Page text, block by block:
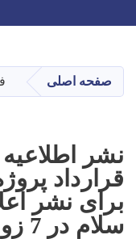
صفحه اصلی
نشر
قرارداد
برای نشر
سلام در 7 زون کشور